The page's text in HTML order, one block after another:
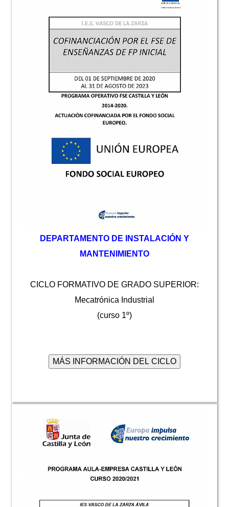
D EPARTAMENTO DE INSTALACIÓN Y
MANTENIMIENTO
CICLO FORMATIVO DE GRADO SUPERIOR:
Mecatrónica Industrial
(curso 1º)